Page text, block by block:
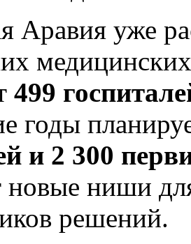
Аравия уже
499
годы
и 2 300
новые ниши
решений.